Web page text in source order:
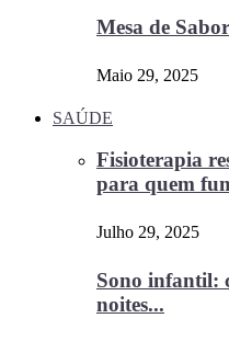
Mesa de
Maio 29, 2025
SAÚDE
Fisioterapia
para quem
Julho 29, 2025
Sono infantil:
noites...